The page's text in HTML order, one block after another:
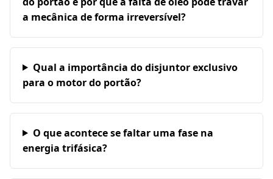
a mecânica de forma irreversível?
Qual a importância do disjuntor exclusivo
para o motor do portão?
O que acontece se faltar uma fase na
energia trifásica?